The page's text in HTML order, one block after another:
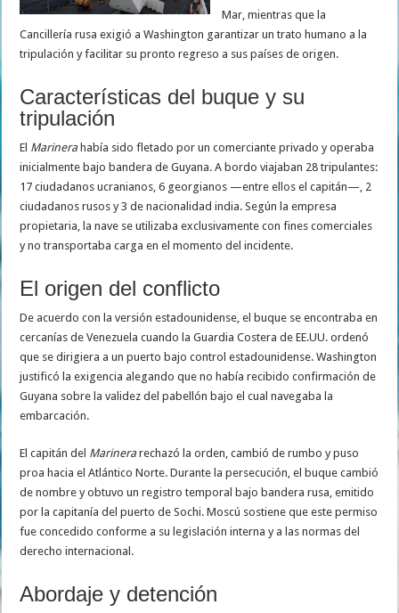
Mar, mientras que la
Cancillería rusa exigió a Washington garantizar un trato humano a la
tripulación y facilitar su pronto regreso a sus países de origen.
Características del buque y su
tripulación
El Marinerahabía sido fletado por un comerciante privado y operaba
inicialmente bajo bandera de Guyana. A bordo viajaban 28 tripulantes:
17 ciudadanos ucranianos, 6 georgianos —entre ellos el capitán—, 2
ciudadanos rusos y 3 de nacionalidad india. Según la empresa
propietaria, la nave se utilizaba exclusivamente con fines comerciales
y no transportaba carga en el momento del incidente.
El origen del conflicto
De acuerdo con la versión estadounidense, el buque se encontraba en
cercanías de Venezuela cuando la Guardia Costera de EE.UU. ordenó
que se dirigiera a un puerto bajo control estadounidense. Washington
justificó la exigencia alegando que no había recibido confirmación de
Guyana sobre la validez del pabellón bajo el cual navegaba la
embarcación.
El capitán del Marinerarechazó la orden, cambió de rumbo y puso
proa hacia el Atlántico Norte. Durante la persecución, el buque cambió
de nombre y obtuvo un registro temporal bajo bandera rusa, emitido
por la capitanía del puerto de Sochi. Moscú sostiene que este permiso
fue concedido conforme a su legislación interna y a las normas del
derecho internacional.
Abordaje y detención